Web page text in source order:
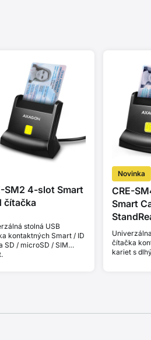
SM2 4-slot Smart
čítačka
stolná USB
kontaktných Smart / ID
SD / microSD / SIM
Novinka
CRE-
Smart
čítačka
kariet s